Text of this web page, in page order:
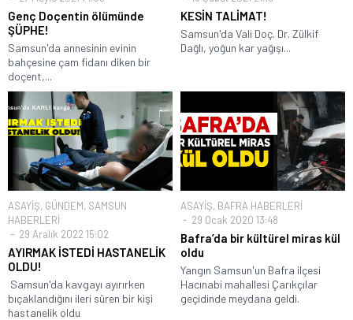
Genç Doçentin ölümünde
ŞÜPHE!
Samsun'da annesinin evinin
bahçesine çam fidanı diken bir
doçent,...
KESİN TALİMAT!
Samsun'da Vali Doç. Dr. Zülkif
Dağlı, yoğun kar yağışı...
ASAYİŞ, GÜNDEM, SAMSUN
HABERLERİ
29 Aralık 2022 15:02
AYIRMAK İSTEDİ HASTANELİK
OLDU!
Samsun'da kavgayı ayırırken
bıçaklandığını ileri süren bir kişi
hastanelik oldu
ASAYİŞ, BAFRA HABERLERİ
29 Ocak 2020 13:48
Bafra’da bir kültürel miras kül
oldu
Yangın Samsun'un Bafra ilçesi
Hacınabi mahallesi Çarıkçılar
geçidinde meydana geldi.